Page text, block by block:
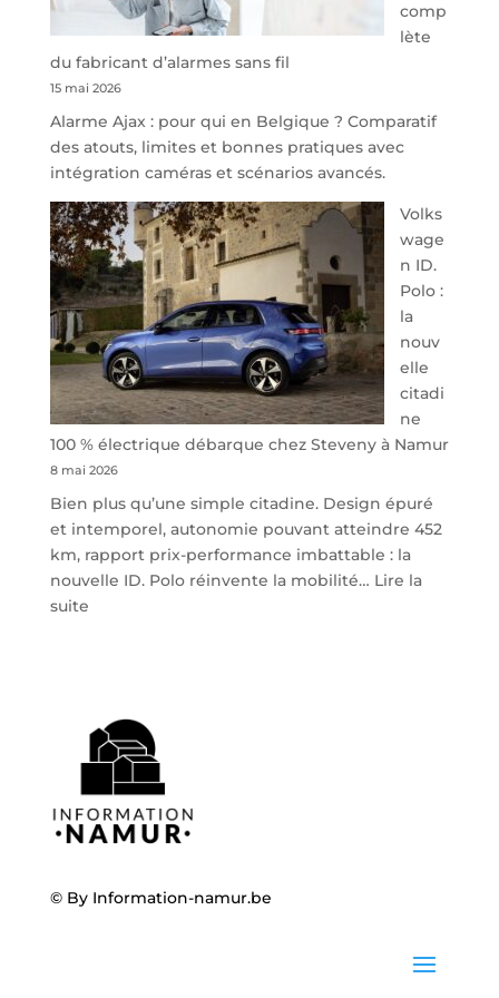
redessine
de
parking
sécurisé
à
l’aéroport
de
Charleroi
comp
lète
du fabricant d’alarmes sans fil
15 mai 2026
Alarme Ajax : pour qui en Belgique ? Comparatif
des atouts, limites et bonnes pratiques avec
intégration caméras et scénarios avancés.
Volks
wage
n ID.
Polo :
la
nouv
elle
citadi
ne
100 % électrique débarque chez Steveny à Namur
8 mai 2026
Bien plus qu’une simple citadine. Design épuré
et intemporel, autonomie pouvant atteindre 452
km, rapport prix-performance imbattable : la
nouvelle ID. Polo réinvente la mobilité… Lire la
suite:
la
nouvelle
citadine
100
%
débarque
© By Information-namur.be